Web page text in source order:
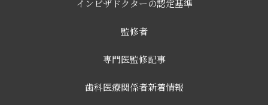
インビザドクターの認定基準
監修者
専門医監修記事
歯科医療関係者新着情報